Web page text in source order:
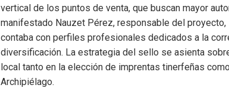
vertical de los puntos de venta, que buscan mayor
manifestado Nauzet Pérez, responsable del
contaba con perfiles profesionales dedicados a la
diversificación. La estrategia del sello se asienta
local tanto en la elección de imprentas tinerfeñas
Archipiélago.